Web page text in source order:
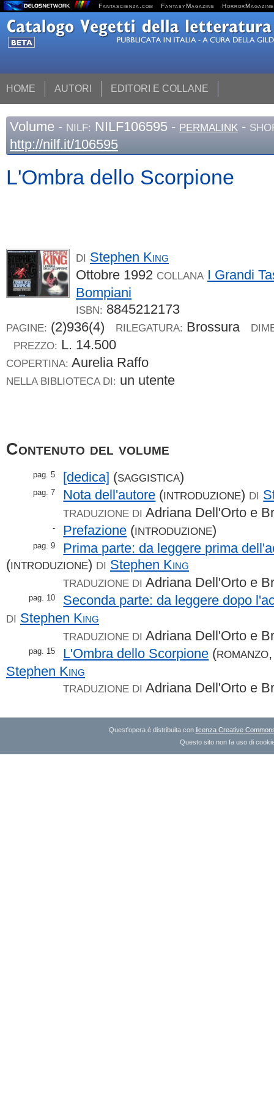
Fantascienza.com FantasyMagazine HorrorMagazine
HOME AUTORI EDITORI E COLLANE
Volume - NILF: NILF106595 - PERMALINK -
http://nilf.it/106595
L'Ombra dello Scorpione
DI Stephen King
Ottobre 1992 COLLANA I Grandi
Bompiani
ISBN: 8845212173
PAGINE: (2)936(4) RILEGATURA: Brossura
PREZZO: L. 14.500
COPERTINA: Aurelia Raffo
NELLA BIBLIOTECA DI: un utente
Contenuto del volume
pag. 5 [dedica] (SAGGISTICA)
pag. 7 Nota dell'autore (INTRODUZIONE) DI
TRADUZIONE DI Adriana Dell'Orto e
- Prefazione (INTRODUZIONE)
pag. 9
Prima parte: da leggere prima
(INTRODUZIONE) DI Stephen King
TRADUZIONE DI Adriana Dell'Orto e
pag. 10 Seconda parte: da leggere dopo
DI Stephen King
TRADUZIONE DI Adriana Dell'Orto e
pag. 15 L'Ombra dello Scorpione (ROMANZO
Stephen King
TRADUZIONE DI Adriana Dell'Orto e
Quest'opera è distribuita con licenza Creative
Questo sito non fa uso di